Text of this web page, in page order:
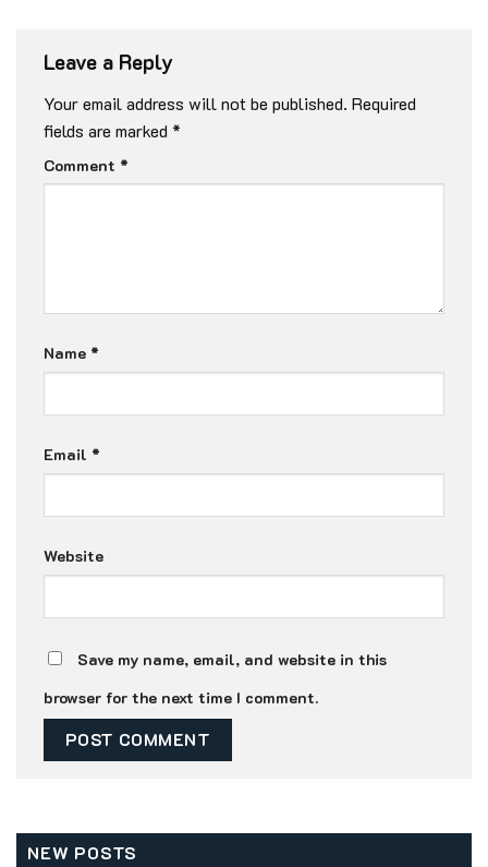
Leave a Reply
Your email address will not be published. Required
fields are marked *
Comment *
Name *
Email *
Website
Save my name, email, and website in this
browser for the next time I comment.
NEW POSTS